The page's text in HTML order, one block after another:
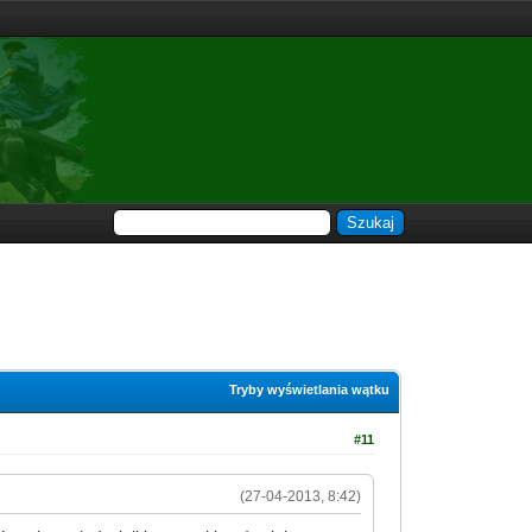
Tryby wyświetlania wątku
#11
(27-04-2013, 8:42)